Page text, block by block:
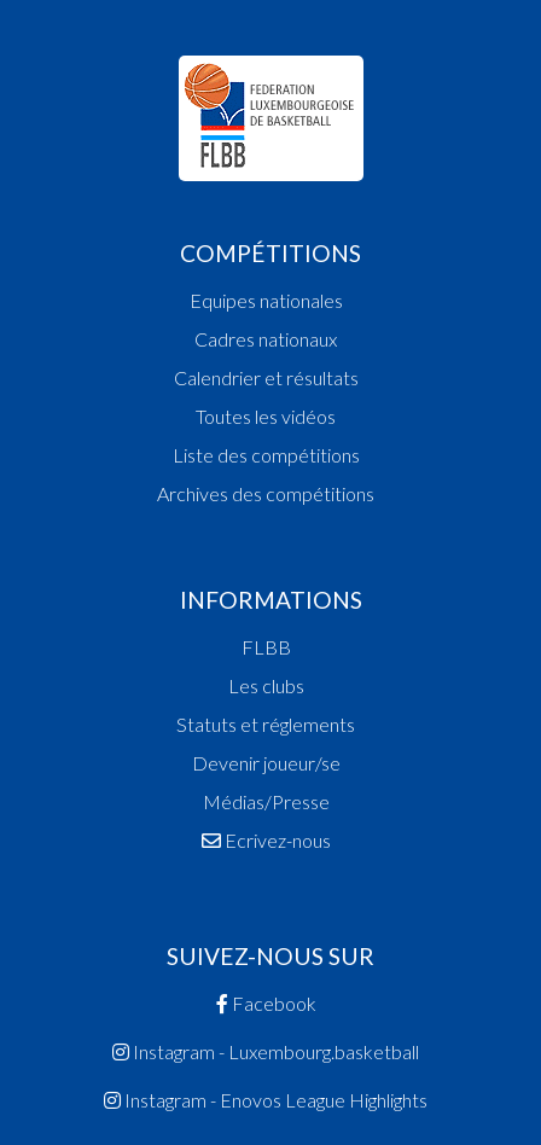
COMPÉTITIONS
Equipes nationales
Cadres nationaux
Calendrier et résultats
Toutes les vidéos
Liste des compétitions
Archives des compétitions
INFORMATIONS
FLBB
Les clubs
Statuts et réglements
Devenir joueur/se
Médias/Presse
Ecrivez-nous
SUIVEZ-NOUS SUR
Facebook
Instagram - Luxembourg.basketball
Instagram - Enovos League Highlights